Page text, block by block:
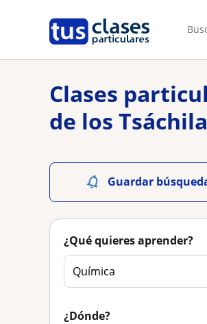
Clases
de los
Guardar
¿Qué quieres aprender?
¿Dónde?